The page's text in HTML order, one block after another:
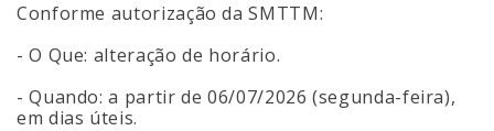
Conforme autorização da SMTTM:
- O Que: alteração de horário.
- Quando: a partir de 06/07/2026 (segunda-feira),
em dias úteis.